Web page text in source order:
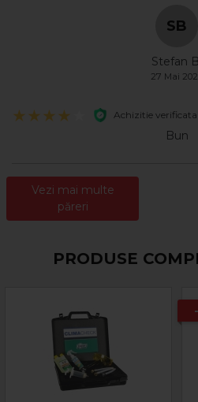
SB
Stefan
27 Mai
Achizitie verificata
Bun
Vezi mai multe
păreri
PRODUSE